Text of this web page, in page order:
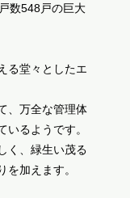
数548戸の巨大
る堂々としたエ
、万全な管理体
るようです。
く、緑生い茂る
加えます。